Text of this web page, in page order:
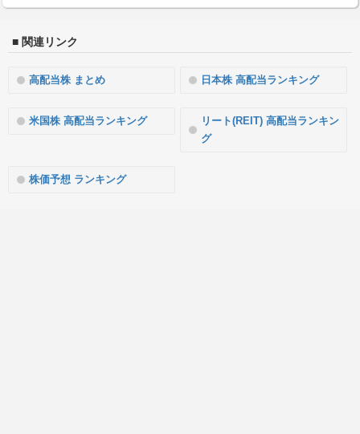
■ 関連リンク
高配当株 まとめ 日本株 高配当ランキング
米国株 高配当ランキング
リート(REIT) 高配当ランキン
グ
株価予想 ランキング